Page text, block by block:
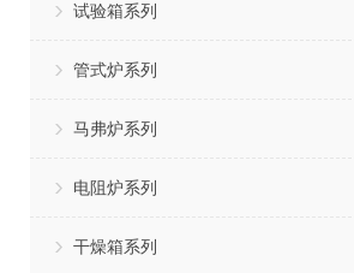
试验箱系列
管式炉系列
马弗炉系列
电阻炉系列
干燥箱系列